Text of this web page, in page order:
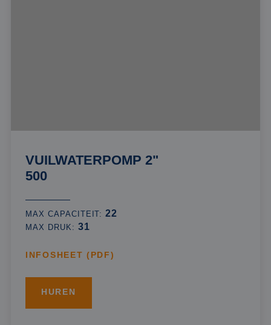
VUILWATERPOMP 2"
500
MAX CAPACITEIT:22
MAX DRUK: 31
INFOSHEET (PDF)
HUREN